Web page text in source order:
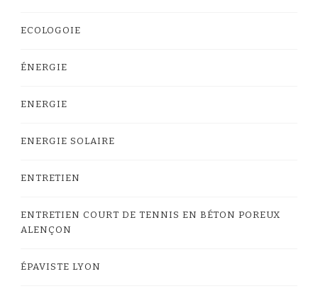
ECOLOGOIE
ÉNERGIE
ENERGIE
ENERGIE SOLAIRE
ENTRETIEN
ENTRETIEN COURT DE TENNIS EN BÉTON POREUX
ALENÇON
ÉPAVISTE LYON